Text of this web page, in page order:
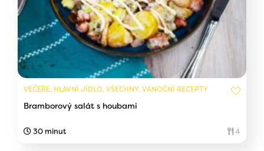
VEČEŘE, HLAVNÍ JÍDLO, VŠECHNY, VÁNOČNÍ RECEPTY
Bramborový salát s houbami
30 minut 4